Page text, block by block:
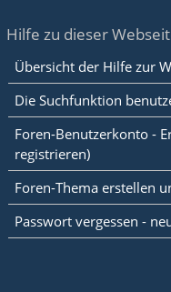
Hilfe zu dieser
Übersicht der Hilfe zur
Die Suchfunktion
Foren-Benutzerkonto -
registrieren)
Foren-Thema erstellen
Passwort vergessen -